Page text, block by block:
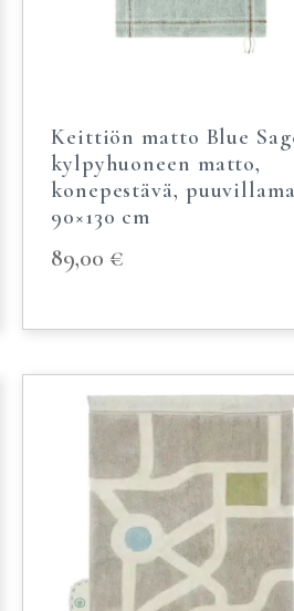
Keittiön matto Blue
kylpyhuoneen matto,
konepestävä,
90×130 cm
89,00 €